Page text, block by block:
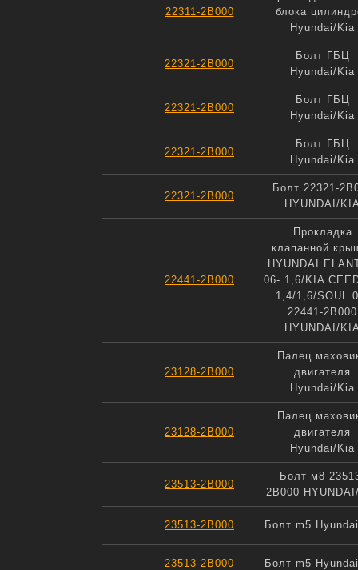
22311-2B000
блока
Hyundai/Kia
22321-2B000
Болт ГБЦ
Hyundai/Kia
22321-2B000
Болт ГБЦ
Hyundai/Kia
22321-2B000
Болт ГБЦ
Hyundai/Kia
22321-2B000
Болт 22321-
HYUNDAI/
22441-2B000
Прокладка
клапанной
HYUNDAI
06- 1,6/KIA
1,4/1,6/SOUL
22441-2B000
HYUNDAI/
23128-2B000
Палец
двигателя
Hyundai/Kia
23128-2B000
Палец
двигателя
Hyundai/Kia
23513-2B000
Болт м8
2B000
23513-2B000 Болт m5
23513-2B000 Болт m5